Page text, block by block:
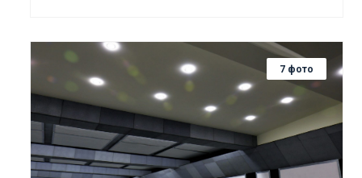
7 фото
Смотреть проект